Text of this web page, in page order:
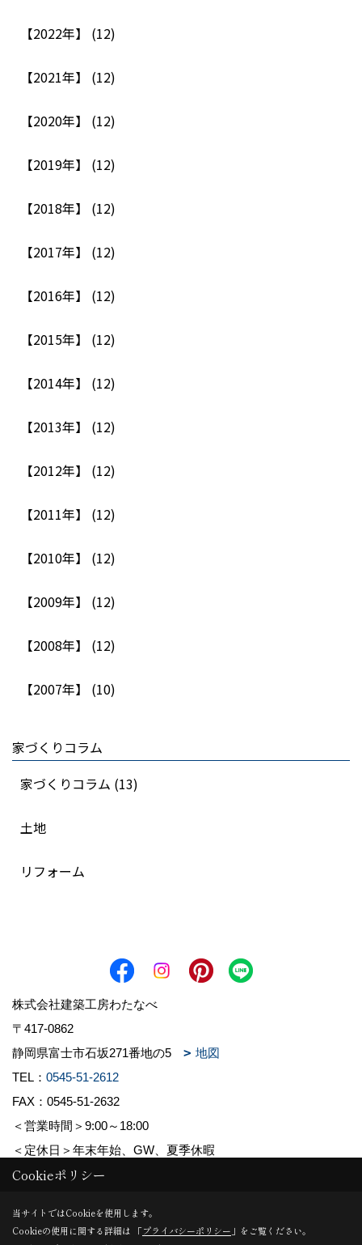
【2022年】 (12)
【2021年】 (12)
【2020年】 (12)
【2019年】 (12)
【2018年】 (12)
【2017年】 (12)
【2016年】 (12)
【2015年】 (12)
【2014年】 (12)
【2013年】 (12)
【2012年】 (12)
【2011年】 (12)
【2010年】 (12)
【2009年】 (12)
【2008年】 (12)
【2007年】 (10)
家づくりコラム
家づくりコラム (13)
土地
リフォーム
株式会社建築工房わたなべ
〒417-0862
静岡県富士市石坂271番地の5
地図
TEL： 0545-51-2612
FAX：0545-51-2632
＜営業時間＞9:00～18:00
＜定休日＞年末年始、GW、夏季休暇
Copyright (c) 株式会社建築工房わたなべ. All Rights Reserved.
Produced byゴデスクリエイト
Cookieポリシー
当サイトではCookieを使用します。
Cookieの使用に関する詳細は 「プライバシーポリシー 」をご覧ください。